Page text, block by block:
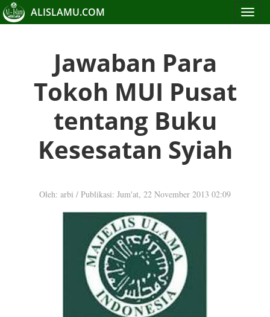
Toggle
ALISLAMU.COM
Jawaban Para
Tokoh MUI Pusat
tentang Buku
Kesesatan Syiah
Oleh: arbi / Publikasi: Jum'at, 22 November 2013 02:09